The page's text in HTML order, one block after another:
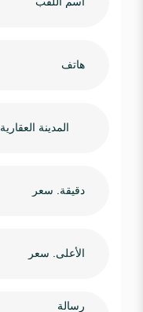
المدينة العقارية